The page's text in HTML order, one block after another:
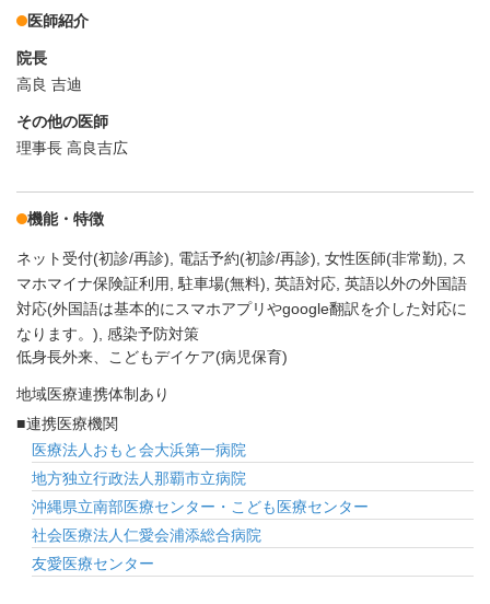
医師紹介
院長
高良 吉迪
その他の医師
理事長 高良吉広
機能・特徴
ネット受付(初診/再診) 電話予約(初診/再診) 女性医師(非常勤)
ス
マホマイナ保険証利用
駐車場(無料) 英語対応 英語以外の外国語
対応(外国語は基本的にスマホアプリやgoogle翻訳を介した対応に
なります。) 感染予防対策
低身長外来、こどもデイケア(病児保育)
地域医療連携体制あり
連携医療機関
医療法人おもと会大浜第一病院
地方独立行政法人那覇市立病院
沖縄県立南部医療センター・こども医療センター
社会医療法人仁愛会浦添総合病院
友愛医療センター